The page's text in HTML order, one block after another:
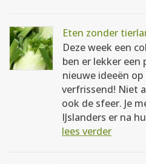
Eten zonder
Deze week een
ben er lekker
nieuwe ideeën
verfrissend! Niet
ook de sfeer. Je
IJslanders er na
lees verder